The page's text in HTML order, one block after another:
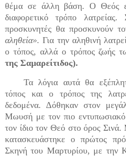
θέμα σε άλλη βάση. Ο Θεός
διαφορετικό τρόπο
προσκυνητές θα προσκυνούν
αληθεία». Για την αληθινή
ο τόπος, αλλά ο τρόπος ζωής
της Σαμαρείτιδος).
Τα λόγια αυτά θα
τόπος και ο τρόπος της
δεδομένα. Δόθηκαν στον
Μωυσή με τον πιο
τον ίδιο τον Θεό στο όρος
κατασκευάστηκε ο πρώτος
Σκηνή του Μαρτυρίου, με την